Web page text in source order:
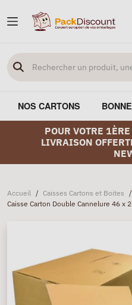
NOS CARTONS
POUR VOTRE
LIVRAISON
Accueil / Caisses Cartons et Boites /
Caisse Carton Double Cannelure 46 x